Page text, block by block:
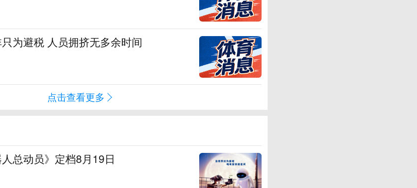
为避税 人员拥挤无多余时间
点击查看更多
总动员》定档8月19日